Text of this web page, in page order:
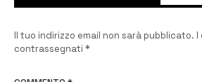
Il tuo indirizzo email non sarà pubblicato. I
contrassegnati *